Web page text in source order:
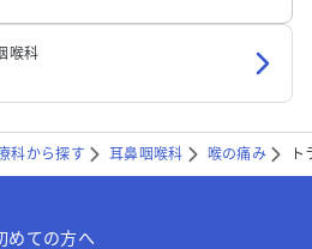
喉科
科から探す 耳鼻咽喉科 喉の痛み
めての方へ